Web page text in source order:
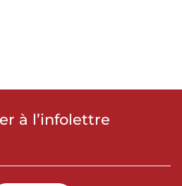
à l’infolettre